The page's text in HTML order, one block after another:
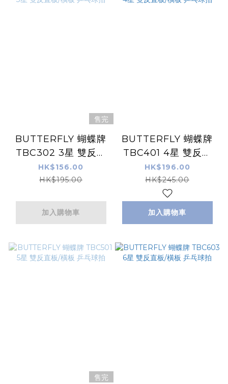
售完
BUTTERFLY 蝴蝶牌
TBC302 3星 雙反直
板/橫板 乒乓球拍
HK$156.00
HK$195.00
加入購物車
BUTTERFLY 蝴蝶牌
TBC401 4星 雙反直
板/橫板 乒乓球拍
HK$196.00
HK$245.00
加入購物車
售完